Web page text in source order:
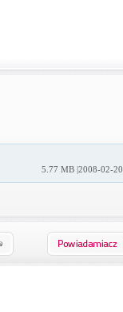
5.77 MB |2008-02-20